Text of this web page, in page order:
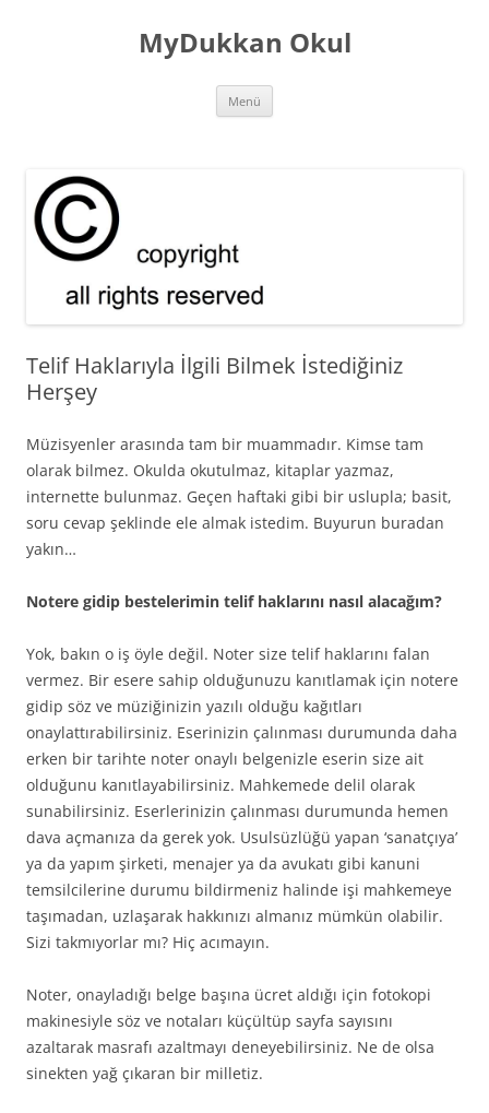
MyDukkan Okul
Menü
Telif Haklarıyla İlgili Bilmek İstediğiniz
Herşey
Müzisyenler arasında tam bir muammadır. Kimse tam
olarak bilmez. Okulda okutulmaz, kitaplar yazmaz,
internette bulunmaz. Geçen haftaki gibi bir uslupla; basit,
soru cevap şeklinde ele almak istedim. Buyurun buradan
yakın…
Notere gidip bestelerimin telif haklarını nasıl alacağım?
Yok, bakın o iş öyle değil. Noter size telif haklarını falan
vermez. Bir esere sahip olduğunuzu kanıtlamak için notere
gidip söz ve müziğinizin yazılı olduğu kağıtları
onaylattırabilirsiniz. Eserinizin çalınması durumunda daha
erken bir tarihte noter onaylı belgenizle eserin size ait
olduğunu kanıtlayabilirsiniz. Mahkemede delil olarak
sunabilirsiniz. Eserlerinizin çalınması durumunda hemen
dava açmanıza da gerek yok. Usulsüzlüğü yapan ‘sanatçıya’
ya da yapım şirketi, menajer ya da avukatı gibi kanuni
temsilcilerine durumu bildirmeniz halinde işi mahkemeye
taşımadan, uzlaşarak hakkınızı almanız mümkün olabilir.
Sizi takmıyorlar mı? Hiç acımayın.
Noter, onayladığı belge başına ücret aldığı için fotokopi
makinesiyle söz ve notaları küçültüp sayfa sayısını
azaltarak masrafı azaltmayı deneyebilirsiniz. Ne de olsa
sinekten yağ çıkaran bir milletiz.